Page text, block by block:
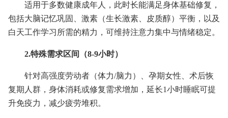
适用于多数健康成年人，此时长能满足身体基础修复，
包括大脑记忆巩固、激素（生长激素、皮质醇）平衡，以及
白天工作学习所需的精力，可维持注意力集中与情绪稳定。
2.特殊需求区间（8-9小时）
针对高强度劳动者（体力/脑力）、孕期女性、术后恢
复期人群，身体消耗或修复需求增加，延长1小时睡眠可提
升免疫力，减少疲劳堆积。